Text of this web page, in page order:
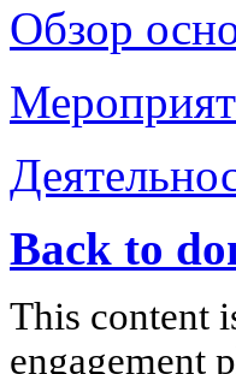
Обзор
Back to
This content
engagement